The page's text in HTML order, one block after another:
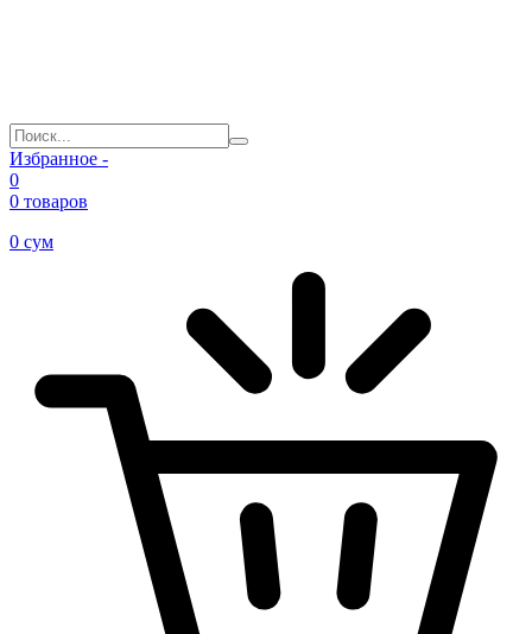
Избранное -
0
0 товаров
0 сум